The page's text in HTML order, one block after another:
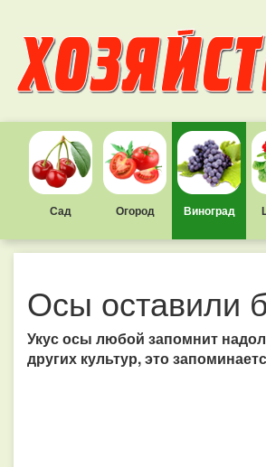
Сад Огород Виноград
Осы оставили
Укус осы любой запомнит
других культур, это